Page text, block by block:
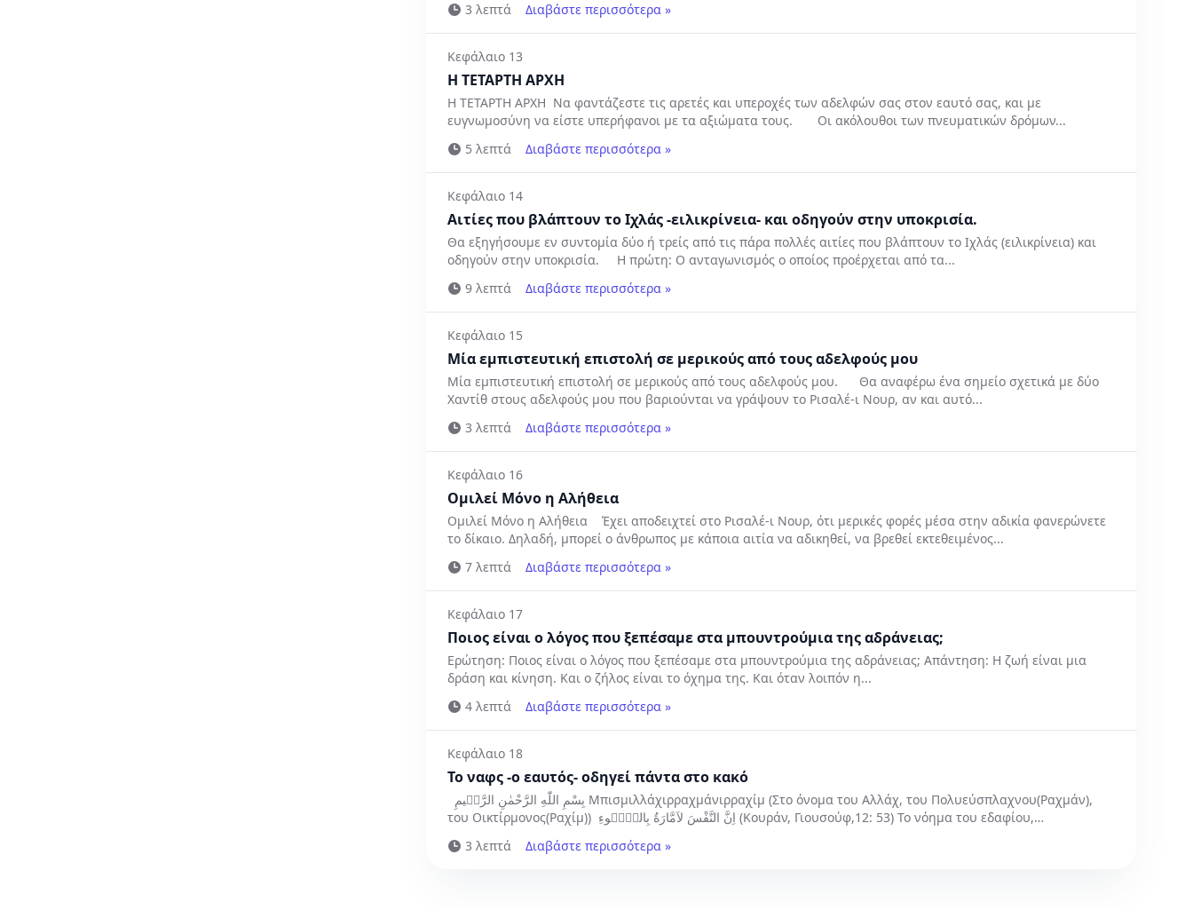
3 λεπτά
Διαβάστε περισσότερα »
Κεφάλαιο 13
Η ΤΕΤΑΡΤΗ ΑΡΧΗ
Η ΤΕΤΑΡΤΗ ΑΡΧΗ Να φαντάζεστε τις αρετές και υπεροχές των αδελφών σας στον εαυτό σας, και με
ευγνωμοσύνη να είστε υπερήφανοι με τα αξιώματα τους. Οι ακόλουθοι των πνευματικών δρόμων...
5 λεπτά
Διαβάστε περισσότερα »
Κεφάλαιο 14
Αιτίες που βλάπτουν το Ιχλάς -ειλικρίνεια- και οδηγούν στην υποκρισία.
Θα εξηγήσουμε εν συντομία δύο ή τρείς από τις πάρα πολλές αιτίες που βλάπτουν το Ιχλάς (ειλικρίνεια) και
οδηγούν στην υποκρισία. Η πρώτη: Ο ανταγωνισμός ο οποίος προέρχεται από τα...
9 λεπτά
Διαβάστε περισσότερα »
Κεφάλαιο 15
Μία εμπιστευτική επιστολή σε μερικούς από τους αδελφούς μου
Μία εμπιστευτική επιστολή σε μερικούς από τους αδελφούς μου. Θα αναφέρω ένα σημείο σχετικά με δύο
Χαντίθ στους αδελφούς μου που βαριούνται να γράψουν το Ρισαλέ-ι Νουρ, αν και αυτό...
3 λεπτά
Διαβάστε περισσότερα »
Κεφάλαιο 16
Ομιλεί Μόνο η Αλήθεια
Ομιλεί Μόνο η Αλήθεια Έχει αποδειχτεί στο Ρισαλέ-ι Νουρ, ότι μερικές φορές μέσα στην αδικία φανερώνετε
το δίκαιο. Δηλαδή, μπορεί ο άνθρωπος με κάποια αιτία να αδικηθεί, να βρεθεί εκτεθειμένος...
7 λεπτά
Διαβάστε περισσότερα »
Κεφάλαιο 17
Ποιος είναι ο λόγος που ξεπέσαμε στα μπουντρούμια της αδράνειας;
Ερώτηση: Ποιος είναι ο λόγος που ξεπέσαμε στα μπουντρούμια της αδράνειας; Απάντηση: Η ζωή είναι μια
δράση και κίνηση. Και ο ζήλος είναι το όχημα της. Και όταν λοιπόν η...
4 λεπτά
Διαβάστε περισσότερα »
Κεφάλαιο 18
Το ναφς -ο εαυτός- οδηγεί πάντα στο κακό
του Οικτίρμονος(Ραχίμ)) اِنَّ النَّفْسَ لاَمَّارَةٌ بِالسُّۤوءِ (Κουράν, Γιουσούφ,12: 53) Το νόημα του εδαφίου,
3 λεπτά Διαβάστε περισσότερα »